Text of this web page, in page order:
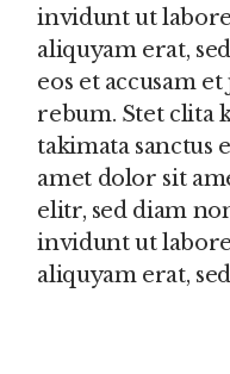
invidunt ut
aliquyam erat,
eos et accusam
rebum. Stet clita
takimata sanctus
amet dolor sit
elitr, sed diam
invidunt ut
aliquyam erat,